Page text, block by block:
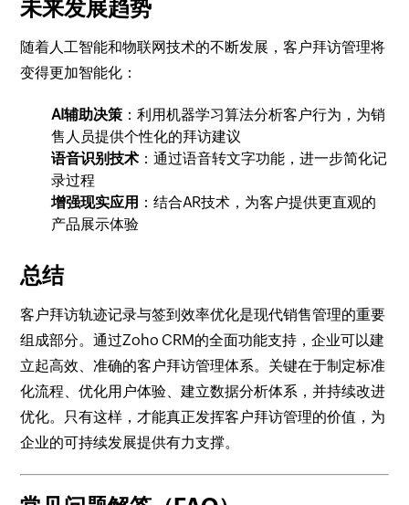
未来发展趋势
随着人工智能和物联网技术的不断发展，客户拜访管理将
变得更加智能化：
AI辅助决策 ：利用机器学习算法分析客户行为，为销
售人员提供个性化的拜访建议
语音识别技术 ：通过语音转文字功能，进一步简化记
录过程
增强现实应用 ：结合AR技术，为客户提供更直观的
产品展示体验
总结
客户拜访轨迹记录与签到效率优化是现代销售管理的重要
组成部分。通过Zoho CRM的全面功能支持，企业可以建
立起高效、准确的客户拜访管理体系。关键在于制定标准
化流程、优化用户体验、建立数据分析体系，并持续改进
优化。只有这样，才能真正发挥客户拜访管理的价值，为
企业的可持续发展提供有力支撑。